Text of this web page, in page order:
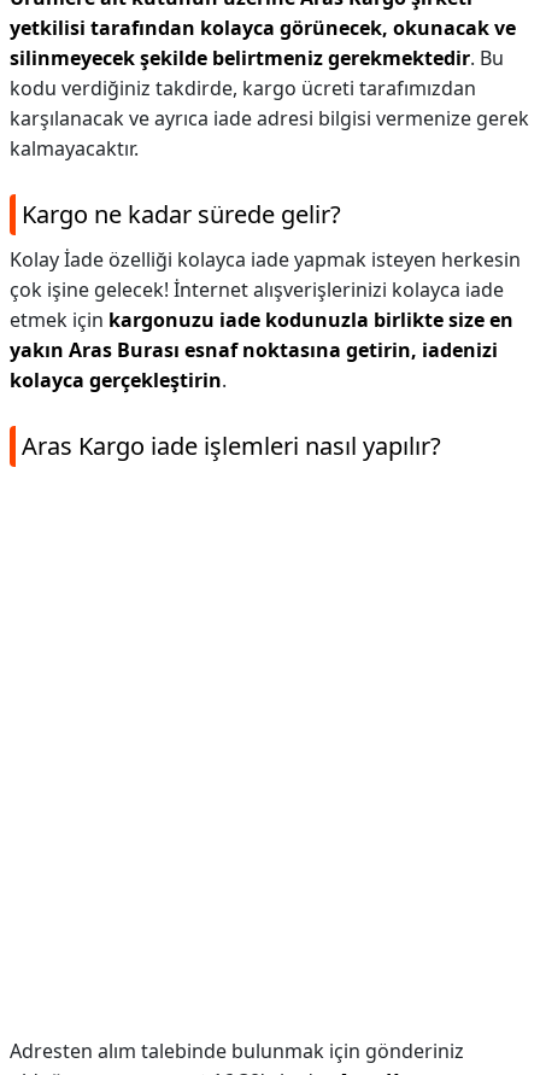
yetkilisi tarafından kolayca görünecek, okunacak ve
silinmeyecek şekilde belirtmeniz gerekmektedir. Bu
kodu verdiğiniz takdirde, kargo ücreti tarafımızdan
karşılanacak ve ayrıca iade adresi bilgisi vermenize gerek
kalmayacaktır.
Kargo ne kadar sürede gelir?
Kolay İade özelliği kolayca iade yapmak isteyen herkesin
çok işine gelecek! İnternet alışverişlerinizi kolayca iade
etmek için kargonuzu iade kodunuzla birlikte size en
yakın Aras Burası esnaf noktasına getirin, iadenizi
kolayca gerçekleştirin.
Aras Kargo iade işlemleri nasıl yapılır?
Adresten alım talebinde bulunmak için gönderiniz